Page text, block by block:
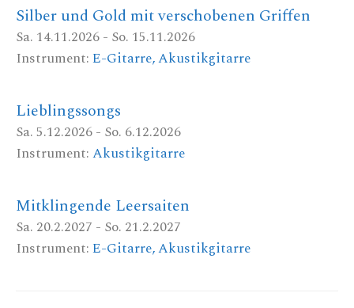
Silber und Gold mit verschobenen Griffen
Sa. 14.11.2026 - So. 15.11.2026
Instrument:E-Gitarre, Akustikgitarre
Lieblingssongs
Sa. 5.12.2026 - So. 6.12.2026
Instrument:Akustikgitarre
Mitklingende Leersaiten
Sa. 20.2.2027 - So. 21.2.2027
Instrument:E-Gitarre, Akustikgitarre